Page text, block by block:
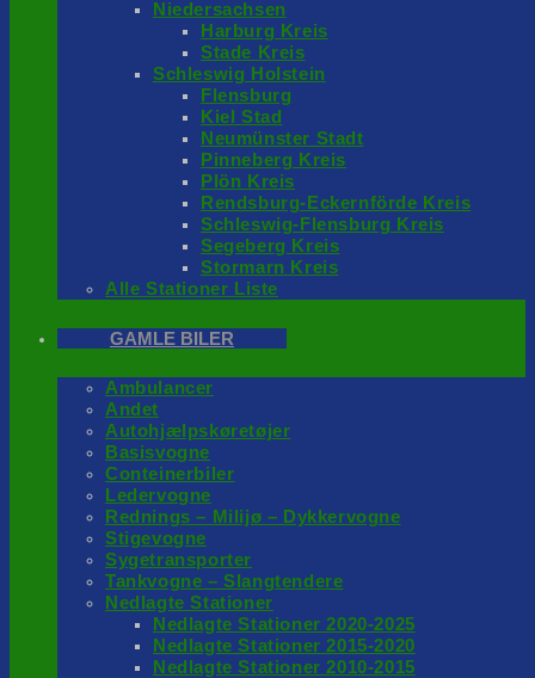
Niedersachsen
Harburg Kreis
Stade Kreis
Schleswig Holstein
Flensburg
Kiel Stad
Neumünster Stadt
Pinneberg Kreis
Plön Kreis
Rendsburg-Eckernförde Kreis
Schleswig-Flensburg Kreis
Segeberg Kreis
Stormarn Kreis
Alle Stationer Liste
GAMLE BILER
Ambulancer
Andet
Autohjælpskøretøjer
Basisvogne
Conteinerbiler
Ledervogne
Rednings – Milijø – Dykkervogne
Stigevogne
Sygetransporter
Tankvogne – Slangtendere
Nedlagte Stationer
Nedlagte Stationer 2020-2025
Nedlagte Stationer 2015-2020
Nedlagte Stationer 2010-2015